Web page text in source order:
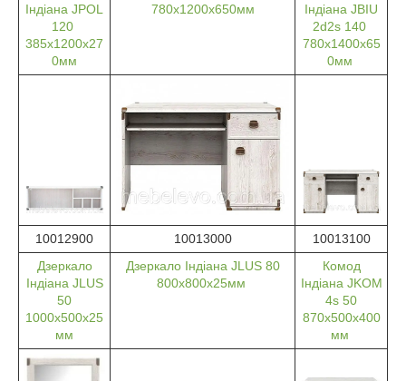
Індіана JPOL
120
385х1200х27
0мм
780х1200х650мм
Індіана JBIU
2d2s 140
780х1400х65
0мм
10012900 10013000
10013100
Дзеркало
Індіана JLUS
50
1000х500х25
мм
Дзеркало Індіана JLUS 80
800х800х25мм
Комод
Індіана JKOM
4s 50
870х500х400
мм